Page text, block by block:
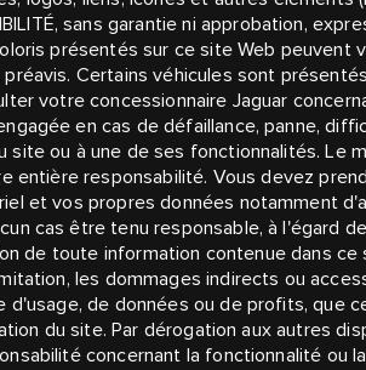
sans garantie ni approbation,
présentés sur ce site Web peuvent
Certains véhicules sont
votre concessionnaire Jaguar
en cas de défaillance, panne,
site ou à une de ses fonctionnalités. Le
entière responsabilité. Vous devez
et vos propres données notamment
cas être tenu responsable, à l'égard
de toute information contenue dans
les dommages indirects ou
d'usage, de données ou de profits, que
du site. Par dérogation aux autres
concernant la fonctionnalité ou